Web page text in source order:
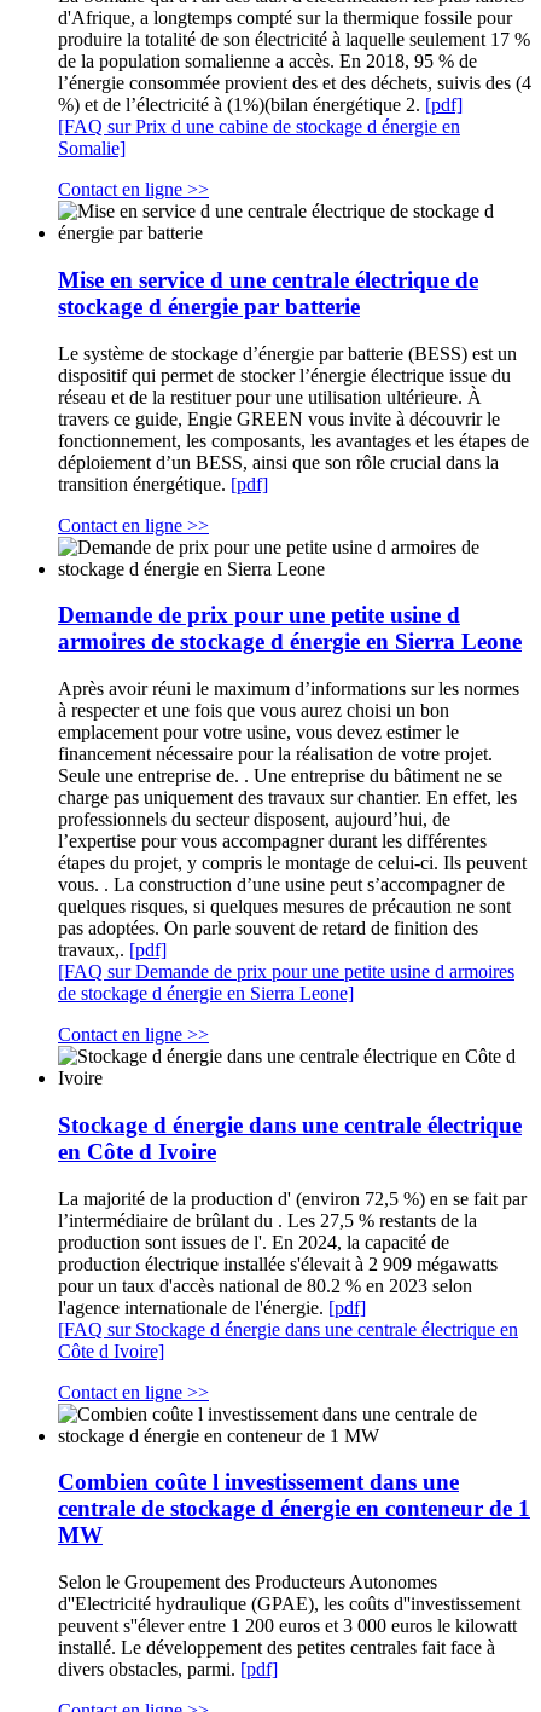
d'Afrique, a longtemps compté sur la thermique fossile pour
produire la totalité de son électricité à laquelle seulement 17 %
de la population somalienne a accès. En 2018, 95 % de
l’énergie consommée provient des et des déchets, suivis des (4
%) et de l’électricité à (1%)(bilan énergétique 2. [pdf]
[FAQ sur Prix d une cabine de stockage d énergie en
Somalie]
Contact en ligne >>
Mise en service d une centrale électrique de
stockage d énergie par batterie
Le système de stockage d’énergie par batterie (BESS) est un
dispositif qui permet de stocker l’énergie électrique issue du
réseau et de la restituer pour une utilisation ultérieure. À
travers ce guide, Engie GREEN vous invite à découvrir le
fonctionnement, les composants, les avantages et les étapes de
déploiement d’un BESS, ainsi que son rôle crucial dans la
transition énergétique. [pdf]
Contact en ligne >>
Demande de prix pour une petite usine d
armoires de stockage d énergie en Sierra Leone
Après avoir réuni le maximum d’informations sur les normes
à respecter et une fois que vous aurez choisi un bon
emplacement pour votre usine, vous devez estimer le
financement nécessaire pour la réalisation de votre projet.
Seule une entreprise de. . Une entreprise du bâtiment ne se
charge pas uniquement des travaux sur chantier. En effet, les
professionnels du secteur disposent, aujourd’hui, de
l’expertise pour vous accompagner durant les différentes
étapes du projet, y compris le montage de celui-ci. Ils peuvent
vous. . La construction d’une usine peut s’accompagner de
quelques risques, si quelques mesures de précaution ne sont
pas adoptées. On parle souvent de retard de finition des
travaux,. [pdf]
[FAQ sur Demande de prix pour une petite usine d armoires
de stockage d énergie en Sierra Leone]
Contact en ligne >>
Stockage d énergie dans une centrale électrique
en Côte d Ivoire
La majorité de la production d' (environ 72,5 %) en se fait par
l’intermédiaire de brûlant du . Les 27,5 % restants de la
production sont issues de l'. En 2024, la capacité de
production électrique installée s'élevait à 2 909 mégawatts
pour un taux d'accès national de 80.2 % en 2023 selon
l'agence internationale de l'énergie. [pdf]
[FAQ sur Stockage d énergie dans une centrale électrique en
Côte d Ivoire]
Contact en ligne >>
Combien coûte l investissement dans une
centrale de stockage d énergie en conteneur de 1
MW
Selon le Groupement des Producteurs Autonomes
d''Electricité hydraulique (GPAE), les coûts d''investissement
peuvent s''élever entre 1 200 euros et 3 000 euros le kilowatt
installé. Le développement des petites centrales fait face à
divers obstacles, parmi. [pdf]